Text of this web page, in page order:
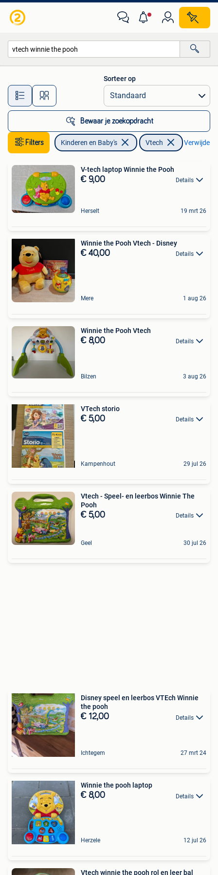
Alle afstanden…
Sorteer op
Bewaar je zoekopdracht
Filters Kinderen en Baby's Vtech Verwijder
V-tech laptop Winnie the Pooh
€ 9,00 Details
Herselt 19 mrt 26
Winnie the Pooh Vtech - Disney
€ 40,00 Details
Mere 1 aug 26
Winnie the Pooh Vtech
€ 8,00 Details
Bilzen 3 aug 26
VTech storio
€ 5,00 Details
Kampenhout 29 jul 26
Vtech - Speel- en leerbos Winnie The
Pooh
€ 5,00 Details
Geel 30 jul 26
Disney speel en leerbos VTEch Winnie
the pooh
€ 12,00 Details
Ichtegem 27 mrt 24
Winnie the pooh laptop
€ 8,00 Details
Herzele 12 jul 26
Vtech winnie the pooh rol en leer bal